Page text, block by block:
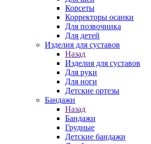
Корсеты
Корректоры осанки
Для позвочника
Для детей
Изделия для суставов
Назад
Изделия для суставов
Для руки
Для ноги
Детские ортезы
Бандажи
Назад
Бандажи
Грудные
Детские бандажи